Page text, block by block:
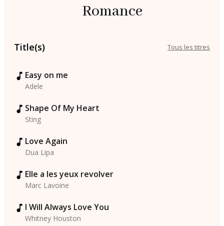
Romance
Title(s) Tous les titres
Easy on me
Adele
Shape Of My Heart
Sting
Love Again
Dua Lipa
Elle a les yeux revolver
Marc Lavoine
I Will Always Love You
Whitney Houston